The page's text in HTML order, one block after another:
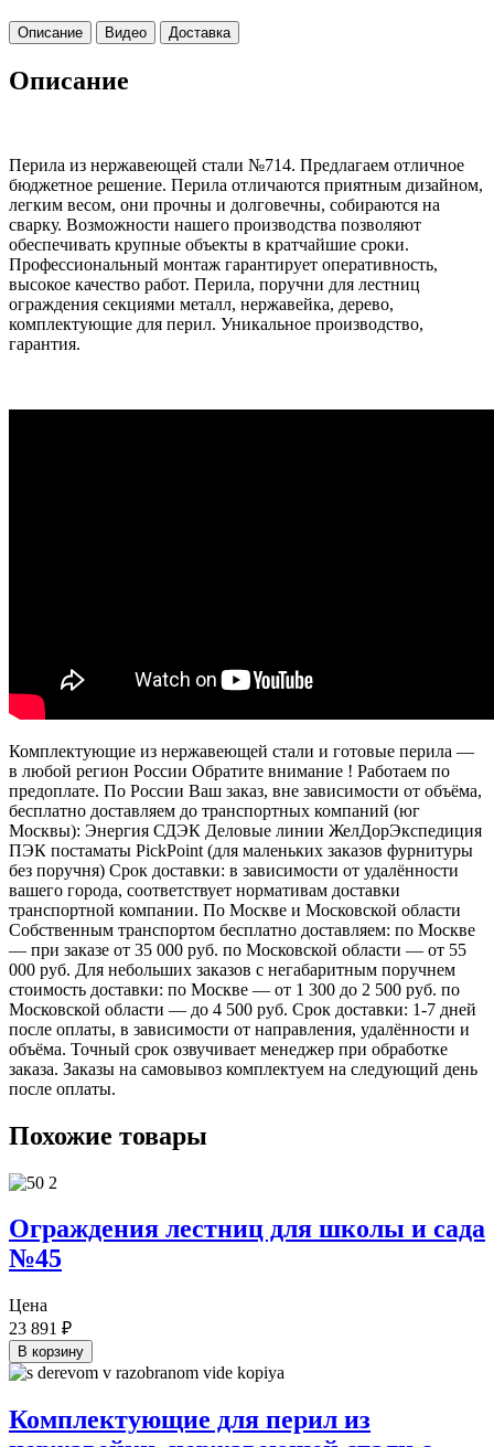
Описание Видео Доставка
Описание
Перила из нержавеющей стали №714. Предлагаем отличное
бюджетное решение. Перила отличаются приятным дизайном,
легким весом, они прочны и долговечны, собираются на
сварку. Возможности нашего производства позволяют
обеспечивать крупные объекты в кратчайшие сроки.
Профессиональный монтаж гарантирует оперативность,
высокое качество работ. Перила, поручни для лестниц
ограждения секциями металл, нержавейка, дерево,
комплектующие для перил. Уникальное производство,
гарантия.
Комплектующие из нержавеющей стали и готовые перила —
в любой регион России Обратите внимание ! Работаем по
предоплате. По России Ваш заказ, вне зависимости от объёма,
бесплатно доставляем до транспортных компаний (юг
Москвы): Энергия СДЭК Деловые линии ЖелДорЭкспедиция
ПЭК постаматы PickPoint (для маленьких заказов фурнитуры
без поручня) Срок доставки: в зависимости от удалённости
вашего города, соответствует нормативам доставки
транспортной компании. По Москве и Московской области
Собственным транспортом бесплатно доставляем: по Москве
— при заказе от 35 000 руб. по Московской области — от 55
000 руб. Для небольших заказов с негабаритным поручнем
стоимость доставки: по Москве — от 1 300 до 2 500 руб. по
Московской области — до 4 500 руб. Срок доставки: 1-7 дней
после оплаты, в зависимости от направления, удалённости и
объёма. Точный срок озвучивает менеджер при обработке
заказа. Заказы на самовывоз комплектуем на следующий день
после оплаты.
Похожие товары
Ограждения лестниц для школы и сада
№45
Цена
23 891 ₽
В корзину
Комплектующие для перил из